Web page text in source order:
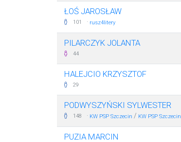
ŁOŚ JAROSŁAW
101 · rusz4litery
PILARCZYK JOLANTA
44
HALEJCIO KRZYSZTOF
29
PODWYSZYŃSKI SYLWESTER
148 · KW PSP Szczecin / KW PSP Szczecin
PUZIA MARCIN